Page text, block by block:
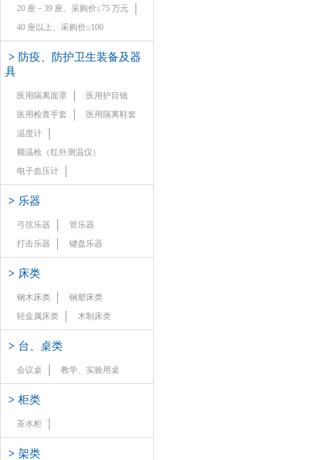
20 座－39 座、采购价≤75 万元
40 座以上、采购价≤100
> 防疫、防护卫生装备及器
具
医用隔离面罩
医用护目镜
医用检查手套
医用隔离鞋套
温度计
额温枪（红外测温仪）
电子血压计
> 乐器
弓弦乐器
管乐器
打击乐器
键盘乐器
> 床类
钢木床类
钢塑床类
轻金属床类
木制床类
> 台、桌类
会议桌 教学、实验用桌
> 柜类
茶水柜
> 架类